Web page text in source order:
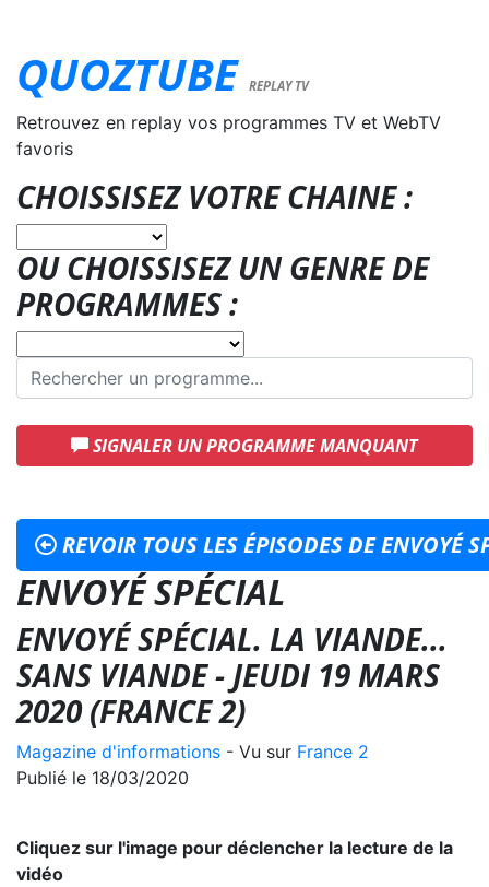
QUOZTUBE REPLAY TV
Retrouvez en replay vos programmes TV et WebTV
favoris
CHOISSISEZ VOTRE CHAINE :
OU CHOISSISEZ UN GENRE DE
PROGRAMMES :
SIGNALER UN PROGRAMME MANQUANT
REVOIR TOUS LES ÉPISODES DE ENVOYÉ
ENVOYÉ SPÉCIAL
ENVOYÉ SPÉCIAL. LA VIANDE...
SANS VIANDE - JEUDI 19 MARS
2020 (FRANCE 2)
Magazine d'informations - Vu sur France 2
Publié le 18/03/2020
Cliquez sur l'image pour déclencher la lecture de la
vidéo